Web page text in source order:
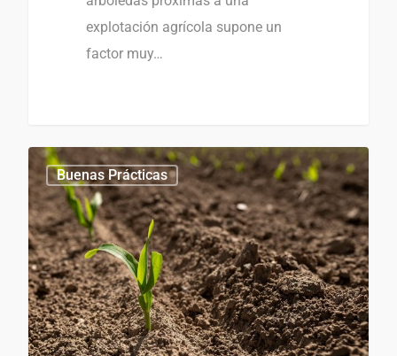
explotación agrícola supone un
factor muy…
Buenas Prácticas
0